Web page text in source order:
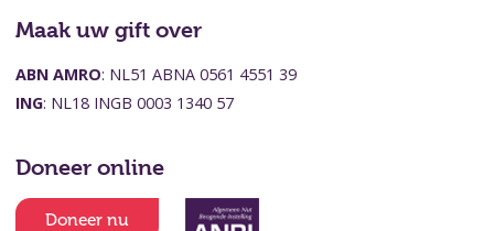
Maak uw gift over
ABN AMRO: NL51 ABNA 0561 4551 39
ING: NL18 INGB 0003 1340 57
Doneer online
Doneer nu